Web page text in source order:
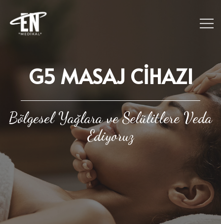
G5 MASAJ CIHAZI
Bölgesel Yağlara ve Selülitlere Veda
Ediyoruz